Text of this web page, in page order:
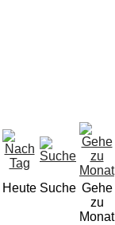
Heute Suche Gehe
zu
Monat